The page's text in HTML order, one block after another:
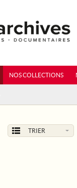
NOS COLLECTIONS
TRIER